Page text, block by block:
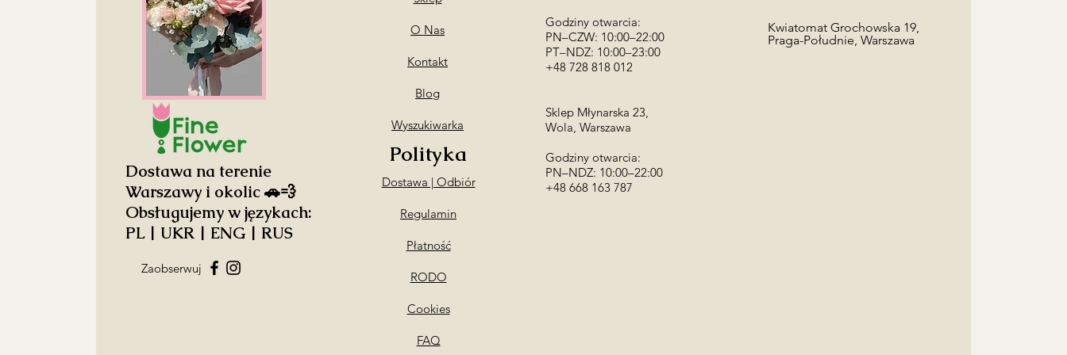
my skontaktujemy się z odbiorcą!
Dostawa na terenie
Warszawy i okolic 🚗💨
Obsługujemy w językach:
PL | UKR | ENG | RUS
Zaobserwuj
O Nas
Kontakt
Blog
Wyszukiwarka
Polityka
Dostawa | Odbiór
Regulamin
Płatność
RODO
Cookies
FAQ
Godziny otwarcia:
PN–CZW: 10:00–22:00
PT–NDZ: 10:00–23:00
+48 728 818 012
Sklep Młynarska 23,
Wola, Warszawa
Godziny otwarcia:
PN–NDZ: 10:00–22:00
​+48 668 163 787
Kwiatomat Grochowska 19,
Praga-Południe, Warszawa